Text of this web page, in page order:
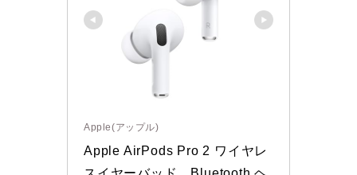
Apple(アップル)
Apple AirPods Pro 2 ワイヤレ